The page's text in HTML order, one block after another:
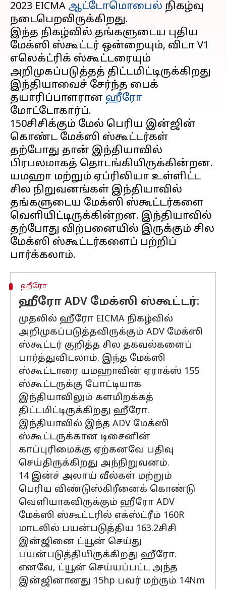
2023 EICMA ஆட்டோமொபைல் நிகழ்வு
நடைபெறவிருக்கிறது.
இந்த நிகழ்வில் தங்களுடைய புதிய
மேக்ஸி ஸ்கூட்டர் ஒன்றையும், விடா V1
எலெக்ட்ரிக் ஸ்கூட்டரையும்
அறிமுகப்படுத்தத் திட்டமிட்டிருக்கிறது
இந்தியாவைச் சேர்ந்த பைக்
தயாரிப்பாளரான ஹீரோ
மோட்டோகார்ப்.
150சிசிக்கும் மேல் பெரிய இன்ஜின்
கொண்ட மேக்ஸி ஸ்கூட்டர்கள்
தற்போது தான் இந்தியாவில்
பிரபலமாகத் தொடங்கியிருக்கின்றன.
யமஹா மற்றும் ஏப்ரிலியா உள்ளிட்ட
சில நிறுவனங்கள் இந்தியாவில்
தங்களுடைய மேக்ஸி ஸ்கூட்டர்களை
வெளியிட்டிருக்கின்றன. இந்தியாவில்
தற்போது விற்பனையில் இருக்கும் சில
மேக்ஸி ஸ்கூட்டர்களைப் பற்றிப்
ஹீரோ
ஹீரோ ADV மேக்ஸி ஸ்கூட்டர்:
முதலில் ஹீரோ EICMA நிகழ்வில்
அறிமுகப்படுத்தவிருக்கும் ADV மேக்ஸி
ஸ்கூட்டர் குறித்த சில தகவல்களைப்
பார்த்துவிடலாம். இந்த மேக்ஸி
ஸ்கூட்டாரை யமஹாவின் ஏராக்ஸ் 155
ஸ்கூட்டருக்கு போட்டியாக
இந்தியாவிலும் களமிறக்கத்
திட்டமிட்டிருக்கிறது ஹீரோ.
இந்தியாவில் இந்த ADV மேக்ஸி
ஸ்கூட்டருக்கான டிசைனின்
காப்புரிமைக்கு ஏற்கனவே பதிவு
செய்திருக்கிறது அந்நிறுவனம்.
14 இன்ச் அலாய் வீல்கள் மற்றும்
பெரிய விண்டுஸ்கிரீனைக் கொண்டு
வெளியாகவிருக்கும் ஹீரோ ADV
மேக்ஸி ஸ்கூட்டரில் எக்ஸ்ட்ரீம் 160R
மாடலில் பயன்படுத்திய 163.2சிசி
இன்ஜினை ட்யூன் செய்து
பயன்படுத்தியிருக்கிறது ஹீரோ.
எனவே, ட்யூன் செய்யப்பட்ட அந்த
இன்ஜினானது 15hp பவர் மற்ரும் 14Nm